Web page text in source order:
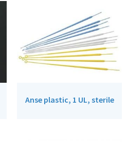
Anse plastic, 1 UL, sterile